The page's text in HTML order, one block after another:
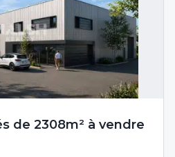
de 2308m² à vendre